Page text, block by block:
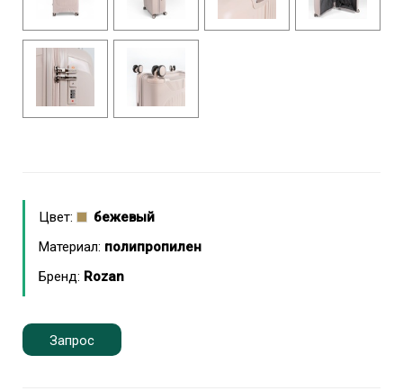
Цвет:
бежевый
Материал: полипропилен
Бренд: Rozan
Запрос